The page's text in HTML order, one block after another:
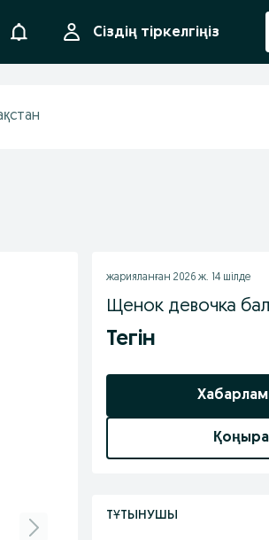
АқпараттандыруСіздің тіркелгіңіз
жарияланған 2026 ж. 14 шілде
Щенок девочка
Тегін
ТҰТЫНУШЫ